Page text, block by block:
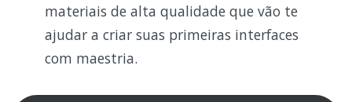
materiais de alta qualidade que vão te
ajudar a criar suas primeiras interfaces
com maestria.